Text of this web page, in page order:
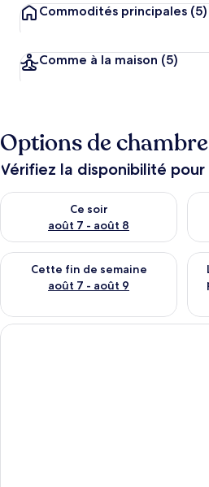
Commodités principales (5)
Comme à la maison (5)
Options de chambre
Vérifiez la disponibilité
Ce soir
août 7 - août 8
Vérifier la disponibilité pour ce soir
Cette fin de semaine
août 7 - août 9
Vérifier la disponibilité pour cette